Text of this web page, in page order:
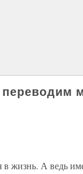
в жизнь. А ведь